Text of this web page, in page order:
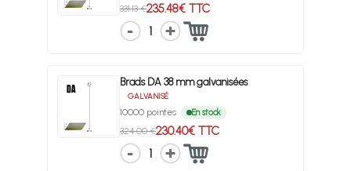
331.13 €235.48€ TTC
1
Brads DA 38 mm galvanisées
GALVANISÉ
10000 pointes En stock
324.00 €230.40€ TTC
1